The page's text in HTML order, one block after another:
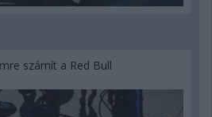
számít a Red Bull